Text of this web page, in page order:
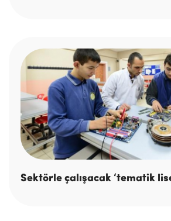
Sektörle çalışacak ‘tematik